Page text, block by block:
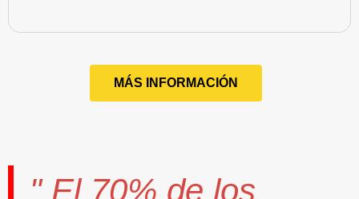
MÁS INFORMACIÓN
" El 70% de los